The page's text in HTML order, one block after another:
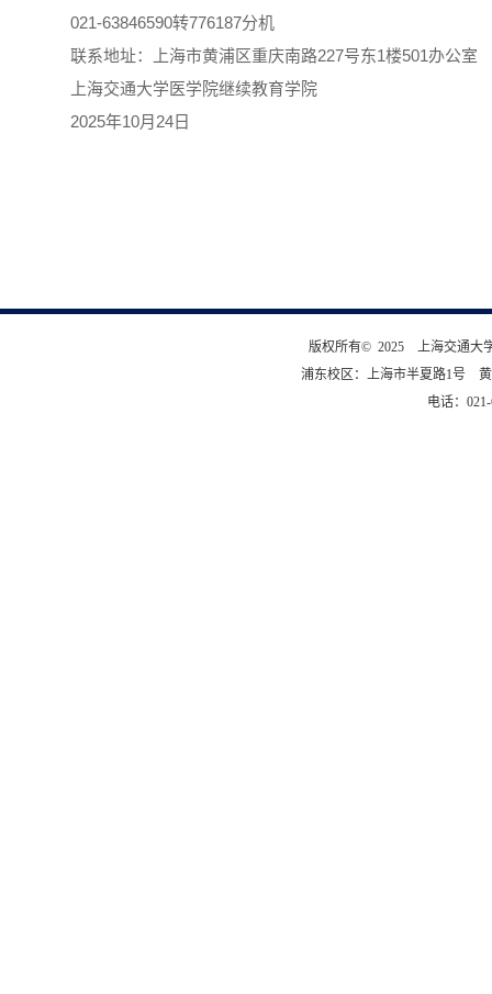
版权所有© 2025 上海交通大
浦东校区：上海市半夏路1号
电话：
021-63846590转776187分机
联系地址：上海市黄浦区重庆南路227号东1楼501办公室
上海交通大学医学院继续教育学院
2025年10月24日